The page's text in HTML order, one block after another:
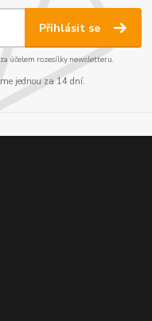
Přihlásit se
účelem rozesílky newsletteru.
jednou za 14 dní.